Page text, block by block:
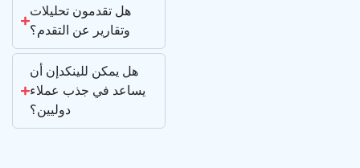
هل تقدمون تحليلات
وتقارير عن التقدم؟
هل يمكن للينكدإن أن
يساعد في جذب عملاء
دوليين؟